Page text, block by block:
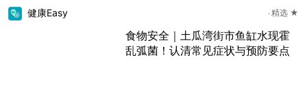
健康Easy 精选 ★
食物安全｜土瓜湾街市鱼缸水现霍
乱弧菌！认清常见症状与预防要点